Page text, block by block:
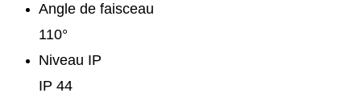
Angle de faisceau
110°
Niveau IP
IP 44